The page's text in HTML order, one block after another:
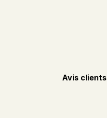
Avis clients